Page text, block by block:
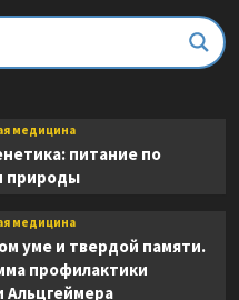
развиваться и не
медицина
питание по
природы
медицина
уме и твердой памяти.
профилактики
Альцгеймера